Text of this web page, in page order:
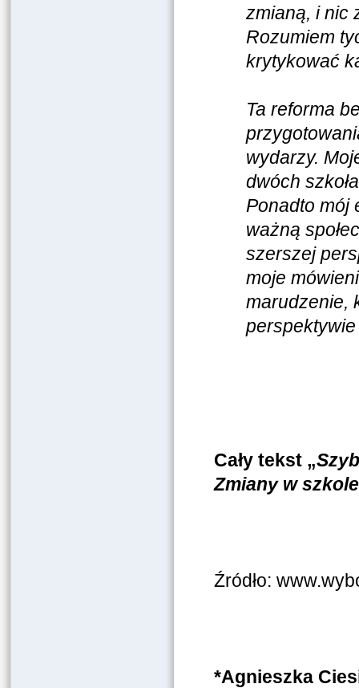
zmianą, i nic
Rozumiem
krytykować
Ta reforma
wydarzy.
dwóch
Ponadto mój
ważną
szerszej
moje
marudzenie,
Cały tekst „
Zmiany w
Źródło:
*Agnieszka